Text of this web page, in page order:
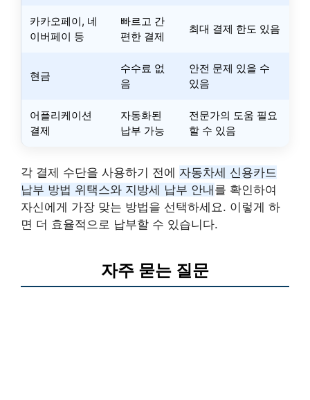
카카오페이, 네
이버페이 등
빠르고 간
편한 결제
최대 결제 한도 있음
현금
수수료 없
음
안전 문제 있을 수
있음
어플리케이션
결제
자동화된
납부 가능
전문가의 도움 필요
할 수 있음
각 결제 수단을 사용하기 전에 자동차세 신용카드
납부 방법 위택스와 지방세 납부 안내 를 확인하여
자신에게 가장 맞는 방법을 선택하세요. 이렇게 하
면 더 효율적으로 납부할 수 있습니다.
자주 묻는 질문